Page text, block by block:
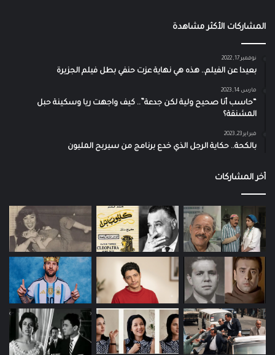
المشاركات الأكثر مشاهدة
نوفمبر 17, 2022
بعيدا عن الفيلم.. هذه هي نهاية عزت حنفي بطل فيلم الجزيرة
مارس 14, 2023
“حاسب أنا صحيح ولية لكن جدعة”.. كيف واجهت ريا وسكينة حبل
المشنقة؟
فبراير 23, 2023
بالكحة.. حكاية الرجل الذي خدع برنامج من سيربح المليون
آخر المشاركات